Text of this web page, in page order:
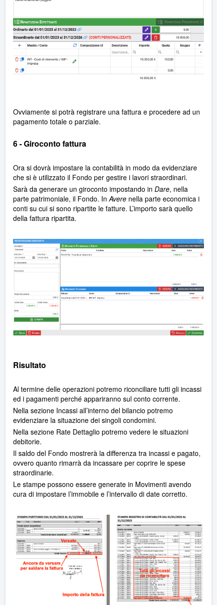
Ovviamente si potrà registrare una fattura e procedere ad un
pagamento totale o parziale.
6 - Giroconto fattura
Ora si dovrà impostare la contabilità in modo da evidenziare
che si è utilizzato il Fondo per gestire i lavori straordinari.
Sarà da generare un giroconto impostando in Dare, nella
parte patrimoniale, il Fondo. InAvere nella parte economica i
conti su cui si sono ripartite le fatture. L’importo sarà quello
della fattura ripartita.
Risultato
Al termine delle operazioni potremo riconciliare tutti gli incassi
ed i pagamenti perché appariranno sul conto corrente.
Nella sezione Incassi all’interno del bilancio potremo
evidenziare la situazione dei singoli condomini.
Nella sezione Rate Dettaglio potremo vedere le situazioni
debitorie.
Il saldo del Fondo mostrerà la differenza tra incassi e pagato,
ovvero quanto rimarrà da incassare per coprire le spese
straordinarie.
Le stampe possono essere generate in Movimenti avendo
cura di impostare l’immobile e l’intervallo di date corretto.